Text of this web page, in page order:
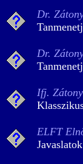
Dr.
Dr.
Ifj.
ELFT